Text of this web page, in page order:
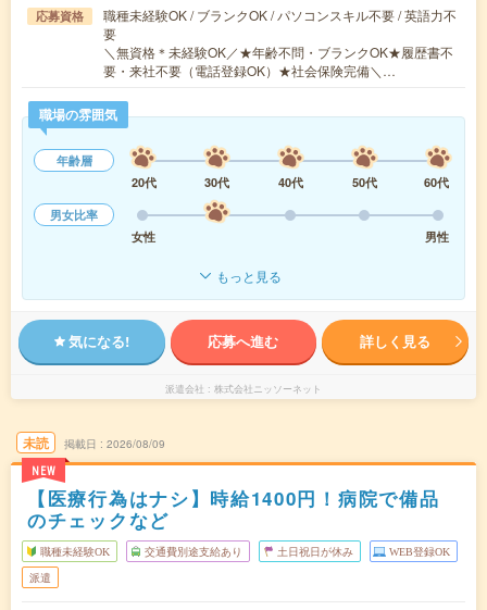
応募資格
職種未経験OK / ブランクOK / パソコンスキル不要 / 英語力不
要
＼無資格＊未経験OK／★年齢不問・ブランクOK★履歴書不
要・来社不要（電話登録OK）★社会保険完備＼…
職場の雰囲気
年齢層
20代
30代 40代 50代
60代
男女比率
女性
男性
もっと見る
気になる! 応募へ進む 詳しく見る
派遣会社 株式会社ニッソーネット
未読
NEW
掲載日 2026/08/09
【医療行為はナシ】時給1400円！病院で備品
のチェックなど
職種未経験OK 交通費別途支給あり 土日祝日が休み WEB登録OK
派遣